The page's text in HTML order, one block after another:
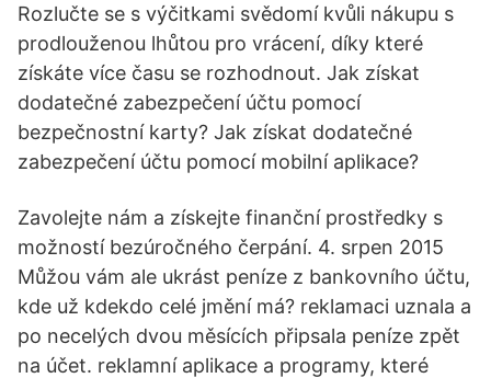
Rozlučte se s výčitkami svědomí kvůli nákupu s
prodlouženou lhůtou pro vrácení, díky které
získáte více času se rozhodnout. Jak získat
dodatečné zabezpečení účtu pomocí
bezpečnostní karty? Jak získat dodatečné
zabezpečení účtu pomocí mobilní aplikace?
Zavolejte nám a získejte finanční prostředky s
možností bezúročného čerpání. 4. srpen 2015
Můžou vám ale ukrást peníze z bankovního účtu,
kde už kdekdo celé jmění má? reklamaci uznala a
po necelých dvou měsících připsala peníze zpět
na účet. reklamní aplikace a programy, které